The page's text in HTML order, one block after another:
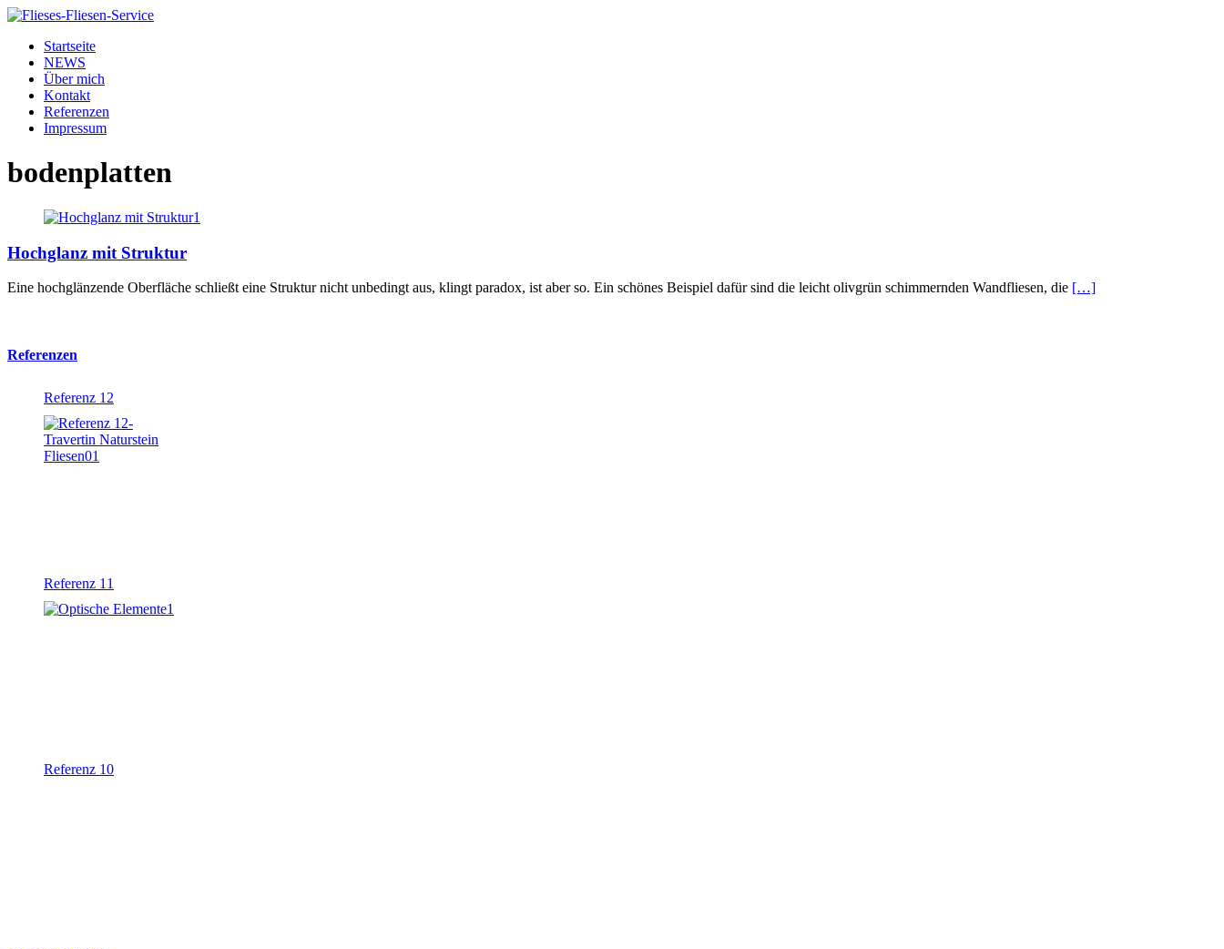
Startseite
NEWS
Über mich
Kontakt
Referenzen
Impressum
bodenplatten
Hochglanz mit Struktur
Eine hochglänzende Oberfläche schließt eine Struktur nicht unbedingt aus, klingt paradox, ist aber so. Ein schönes Beispiel dafür sind die leicht olivgrün schimmernden Wandfliesen, die […]
Referenzen
Referenz 12
Referenz 11
Referenz 10